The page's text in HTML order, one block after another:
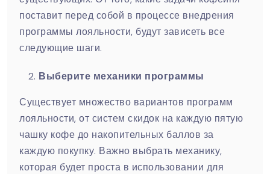
поставит перед собой в процессе внедрения
программы лояльности, будут зависеть все
следующие шаги.
Выберите механики программы
Существует множество вариантов программ
лояльности, от систем скидок на каждую пятую
чашку кофе до накопительных баллов за
каждую покупку. Важно выбрать механику,
которая будет проста в использовании для